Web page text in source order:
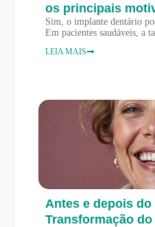
os principais
Sim, o implante dentário
Em pacientes saudáveis, a
LEIA MAIS
Antes e depois
Transformação